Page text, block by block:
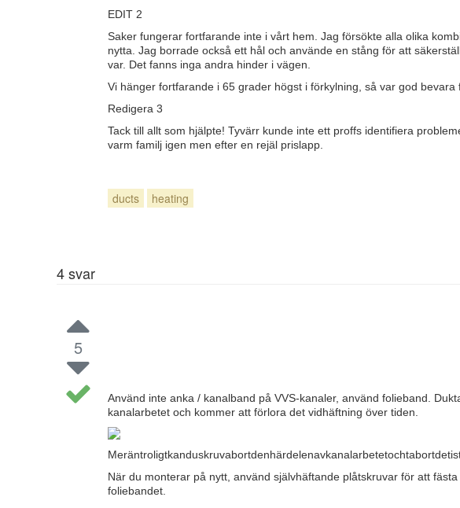
EDIT 2
Saker fungerar fortfarande inte i vårt hem. Jag försökte alla olika
nytta. Jag borrade också ett hål och använde en stång för att
var. Det fanns inga andra hinder i vägen.
Vi hänger fortfarande i 65 grader högst i förkylning, så var god bevara
Redigera 3
Tack till allt som hjälpte! Tyvärr kunde inte ett proffs identifiera
varm familj igen men efter en rejäl prislapp.
ducts heating
4svar
5
Använd inte anka / kanalband på VVS-kanaler, använd folieband.
kanalarbetet och kommer att förlora det vidhäftning över tiden.
När du monterar på nytt, använd självhäftande plåtskruvar för att
foliebandet.